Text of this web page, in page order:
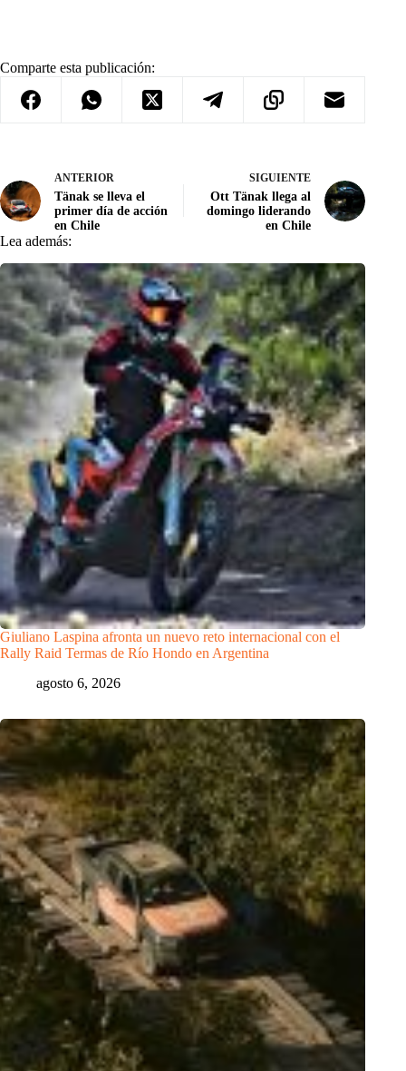
Comparte esta publicación:
ANTERIOR
Tänak se lleva el
primer día de acción
en Chile
SIGUIENTE
Ott Tänak llega al
domingo liderando
en Chile
Lea además:
Giuliano Laspina afronta un nuevo reto internacional con el
Rally Raid Termas de Río Hondo en Argentina
agosto 6, 2026